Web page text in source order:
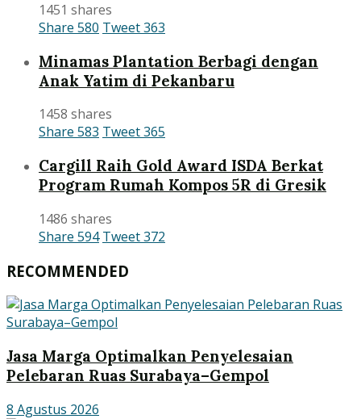
1451 shares
Share 580 Tweet363
Minamas Plantation Berbagi dengan
Anak Yatim di Pekanbaru
1458 shares
Share 583 Tweet365
Cargill Raih Gold Award ISDA Berkat
Program Rumah Kompos 5R di Gresik
1486 shares
Share 594 Tweet372
RECOMMENDED
Jasa Marga Optimalkan Penyelesaian
Pelebaran Ruas Surabaya–Gempol
8 Agustus 2026